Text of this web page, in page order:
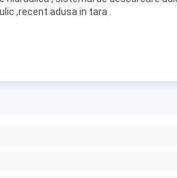
,recent adusa in tara .